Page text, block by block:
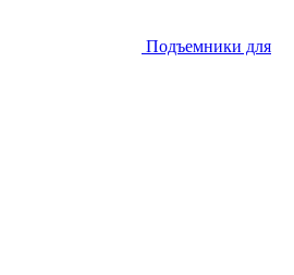
Подъемники для